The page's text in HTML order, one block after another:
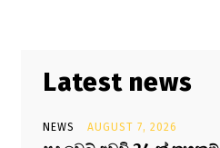
Latest news
NEWS AUGUST 7, 2026